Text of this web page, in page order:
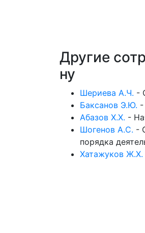
Другие
ну
Шериева А.Ч. -
Баксанов Э.Ю. -
Абазов Х.Х. -
Шогенов А.С. -
порядка
Хатажуков Ж.Х.